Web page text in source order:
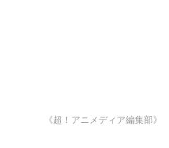
《超！アニメディア編集部》